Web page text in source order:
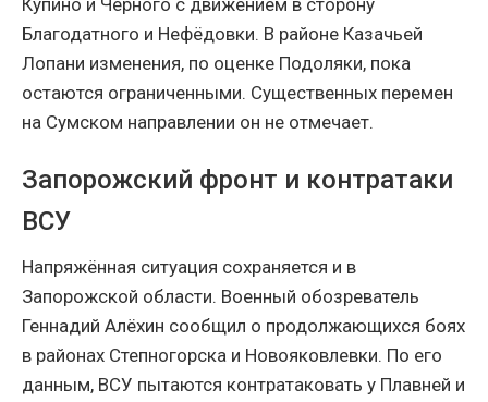
Купино и Чёрного с движением в сторону
Благодатного и Нефёдовки. В районе Казачьей
Лопани изменения, по оценке Подоляки, пока
остаются ограниченными. Существенных перемен
на Сумском направлении он не отмечает.
Запорожский фронт и контратаки
ВСУ
Напряжённая ситуация сохраняется и в
Запорожской области. Военный обозреватель
Геннадий Алёхин сообщил о продолжающихся боях
в районах Степногорска и Новояковлевки. По его
данным, ВСУ пытаются контратаковать у Плавней и